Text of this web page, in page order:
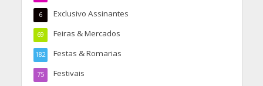
Exclusivo Assinantes
6
Feiras & Mercados
69
Festas & Romarias
182
Festivais
75